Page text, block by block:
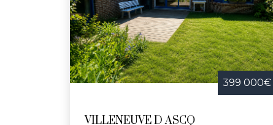
399 000€
VILLENEUVE D ASCQ